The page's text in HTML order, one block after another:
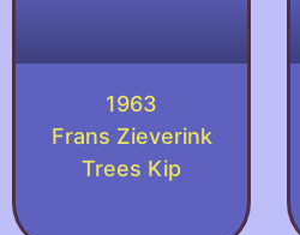
1963
Frans Zieverink
Trees Kip